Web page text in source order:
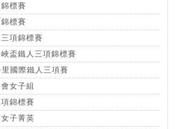
標賽
標賽
項錦標賽
盃鐵人三項錦標賽
國際鐵人三項賽
女子組
錦標賽
子菁英